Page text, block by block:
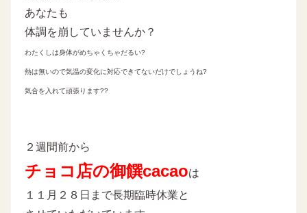
あなたも
体調を崩していませんか？
わたくしは身体がめちゃくちゃだるい?
熱は無いので気温の変化に対応できてないだけでしょうね?
気合を入れて頑張ります??
２週間前から
チョコ店の御饌cacaoは
１１月２８日まで長期臨時休業と